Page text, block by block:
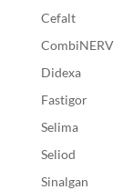
Cefalt
CombiNERV
Didexa
Fastigor
Selima
Seliod
Sinalgan